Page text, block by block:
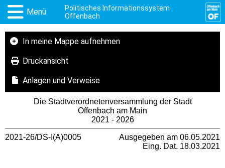
Menü
Politisches Informationssystem
Offenbach
In meine Mappe aufnehmen
Druckansicht
Anlagen und Verweise
Die Stadtverordnetenversammlung der Stadt
Offenbach am Main
2021 - 2026
2021-26/DS-I(A)0005
Ausgegeben am 06.05.2021
Eing. Dat. 18.03.2021